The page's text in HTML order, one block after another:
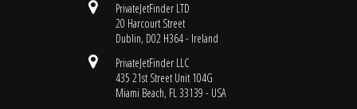
PrivateJetFinder LTD
20 Harcourt Street
Dublin, D02 H364 - Ireland
PrivateJetFinder LLC
435 21st Street Unit 104G
Miami Beach, FL 33139 - USA